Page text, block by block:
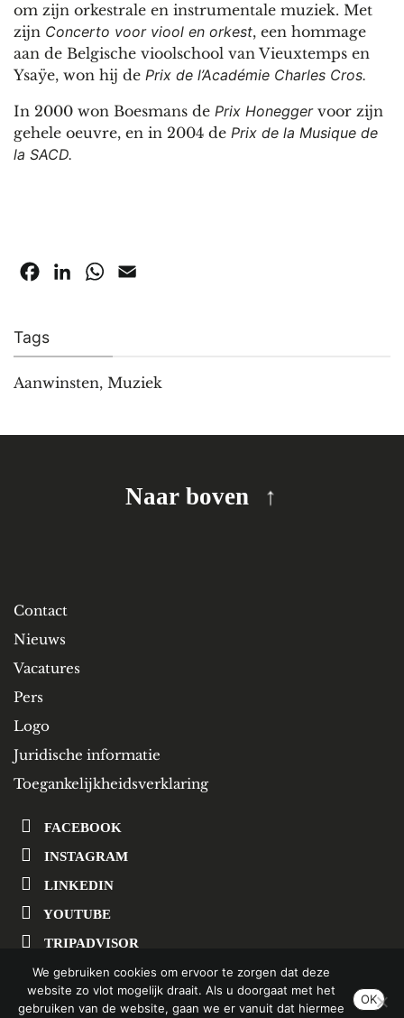
om zijn orkestrale en instrumentale muziek. Met
zijn Concerto voor viool en orkest, een hommage
aan de Belgische vioolschool van Vieuxtemps en
Ysaÿe, won hij de Prix de l’Académie Charles Cros.
In 2000 won Boesmans de Prix Honegger voor zijn
gehele oeuvre, en in 2004 de Prix de la Musique de
la SACD.
FacebookLinkedInWhatsApp
Tags
Aanwinsten, Muziek
Naar boven
Contact
Nieuws
Vacatures
Pers
Logo
Juridische informatie
Toegankelijkheidsverklaring
FACEBOOK
INSTAGRAM
LINKEDIN
YOUTUBE
TRIPADVISOR
SCHRIJF U IN OP ONZE NIEUWSBRIEF
We gebruiken cookies om ervoor te zorgen dat deze
website zo vlot mogelijk draait. Als u doorgaat met het
gebruiken van de website, gaan we er vanuit dat hiermee
OK